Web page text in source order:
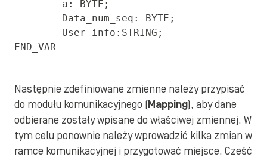
END_VAR
Następnie zdefiniowane zmienne należy przypisać
do modułu komunikacyjnego (Mapping), aby dane
odbierane zostały wpisane do właściwej zmiennej. W
tym celu ponownie należy wprowadzić kilka zmian w
ramce komunikacyjnej i przygotować miejsce. Cześć